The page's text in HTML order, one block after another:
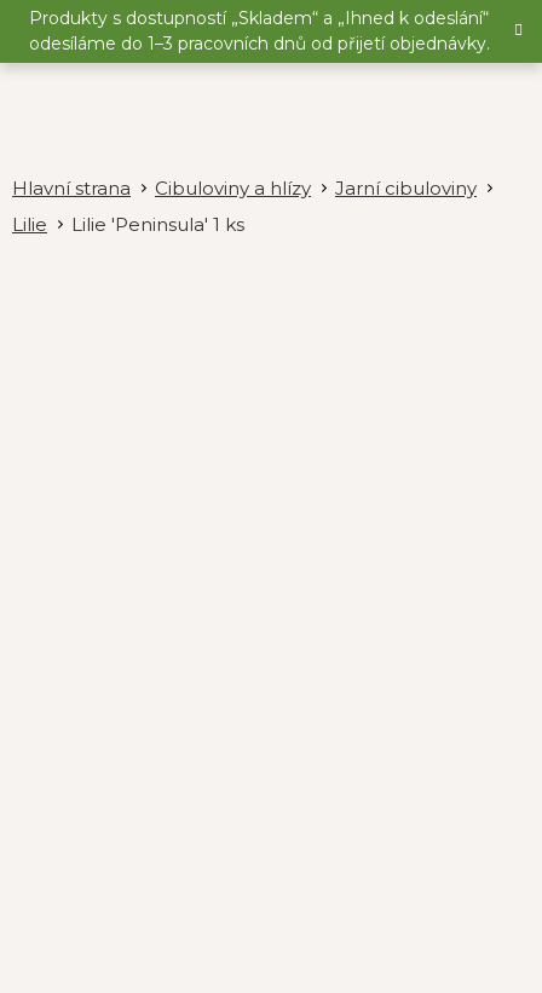
Přejít
obsah
Produkty s dostupností „Skladem“ a „Ihned k odeslání“
odesíláme do 1–3 pracovních dnů od přijetí objednávky.
Cibuloviny a hlízy
Jarní cibuloviny
Lilie
Lilie 'Peninsula' 1 ks